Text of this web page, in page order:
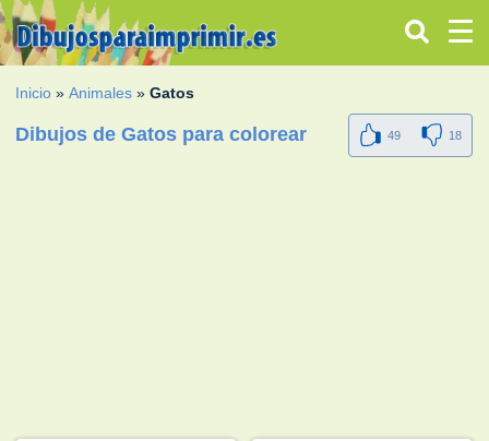
Inicio »Animales »Gatos
Dibujos de Gatos para colorear 49 18